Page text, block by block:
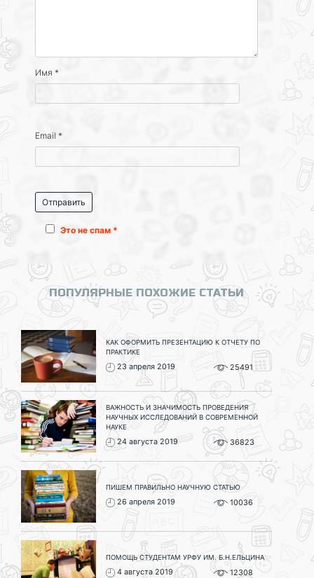
Имя *
Email *
Это не спам *
ПОПУЛЯРНЫЕ ПОХОЖИЕ СТАТЬИ
КАК ОФОРМИТЬ ПРЕЗЕНТАЦИЮ К ОТЧЕТУ ПО
ПРАКТИКЕ
23 апреля 2019 25491
ВАЖНОСТЬ И ЗНАЧИМОСТЬ ПРОВЕДЕНИЯ
НАУЧНЫХ ИССЛЕДОВАНИЙ В СОВРЕМЕННОЙ
НАУКЕ
24 августа 2019 36823
ПИШЕМ ПРАВИЛЬНО НАУЧНУЮ СТАТЬЮ
26 апреля 2019 10036
ПОМОЩЬ СТУДЕНТАМ УРФУ ИМ. Б.Н.ЕЛЬЦИНА
4 августа 2019 12308